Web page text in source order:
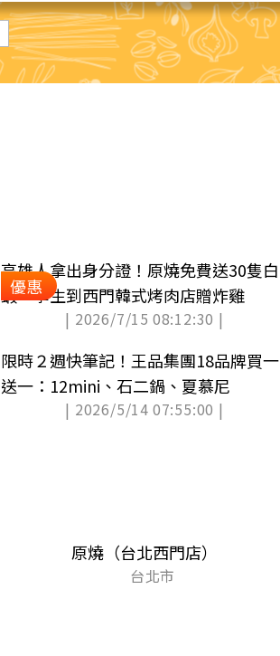
優惠
高雄人拿出身分證！原燒免費送30隻白
蝦，學生到西門韓式烤肉店贈炸雞
| 2026/7/15 08:12:30 |
限時２週快筆記！王品集團18品牌買一
送一：12mini、石二鍋、夏慕尼
| 2026/5/14 07:55:00 |
原燒（台北西門店）
台北市